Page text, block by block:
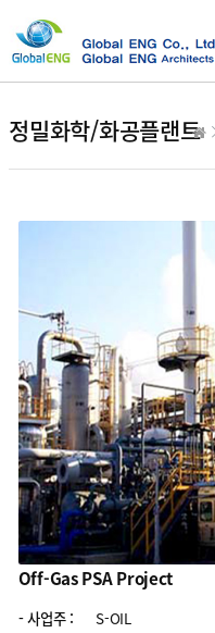
정밀화학/화공플랜트
컨텐츠 정보
본문
Off-Gas PSA Project
- 사업주 :
S-OIL